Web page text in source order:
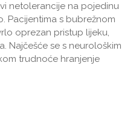
netolerancije na pojedinu
Pacijentima s bubrežnom
oprezan pristup lijeku,
Najčešće se s neurološkim
trudnoće hranjenje